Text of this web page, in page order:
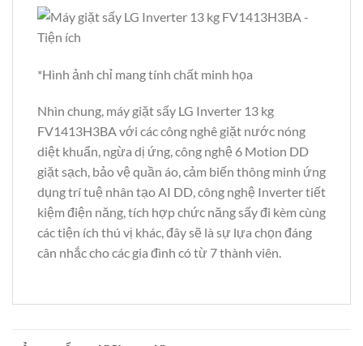
*Hình ảnh chỉ mang tính chất minh họa
Nhìn chung, máy giặt sấy LG Inverter 13 kg
FV1413H3BA với các công nghê giặt nước nóng
diệt khuẩn, ngừa dị ứng, công nghệ 6 Motion DD
giặt sạch, bảo vệ quần áo, cảm biến thông minh ứng
dụng trí tuệ nhân tạo AI DD, công nghệ Inverter tiết
kiệm điện năng, tích hợp chức năng sấy đi kèm cùng
các tiện ích thú vị khác, đây sẽ là sự lựa chọn đáng
cân nhắc cho các gia đình có từ 7 thành viên.